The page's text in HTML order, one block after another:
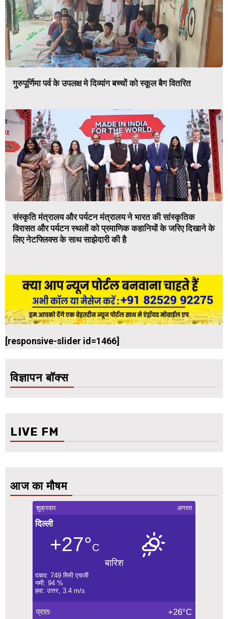
गुरुपूर्णिमा पर्व के उपलक्ष मे दिव्यांग बच्चों को स्कूल बैग वितरित
संस्कृति मंत्रालय और पर्यटन मंत्रालय ने भारत की सांस्कृतिक
विरासत और पर्यटन स्थलों को प्रमाणिक कहानियों के जरिए दिखाने के
लिए नेटफ्लिक्स के साथ साझेदारी की है
[responsive-slider id=1466]
विज्ञापन बॉक्स
LIVE FM
आज का मौषम
शुक्रवार अगस्त
दिल्ली
+27°C
बारिश
दबाव: 749 मिमी एचजी
नमी: 94 %
हवा: उत्तर, 3.4 m/s
प्रातः +26°C